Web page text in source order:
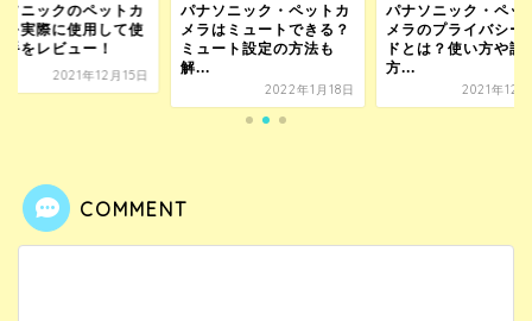
ソニックのペットカ
を実際に使用して使
手をレビュー！
2021年12月15日
パナソニック・ペットカ
メラはミュートできる？
ミュート設定の方法も
解...
2022年1月18日
パナソニック・ペッ
メラのプライバシー
ドとは？使い方や設
方...
2021年12
COMMENT